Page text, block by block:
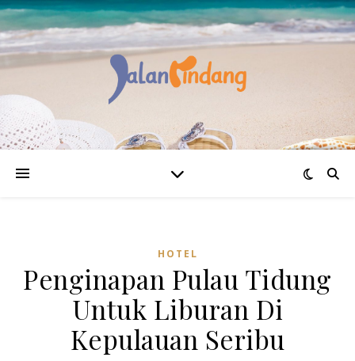
HOTEL
Penginapan Pulau Tidung
Untuk Liburan Di
Kepulauan Seribu